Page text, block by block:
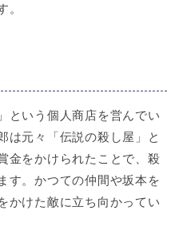
。
という個人商店を営んでい
は元々「伝説の殺し屋」と
金をかけられたことで、殺
す。かつての仲間や坂本を
かけた敵に立ち向かってい